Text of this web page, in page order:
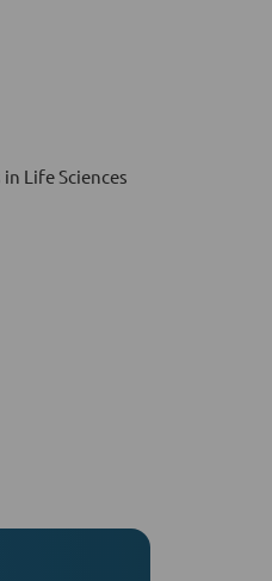
Life Sciences